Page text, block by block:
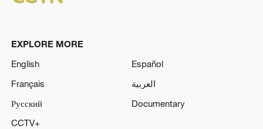
EXPLORE MORE
English
Español
Français
العربية
Русский
Documentary
CCTV+